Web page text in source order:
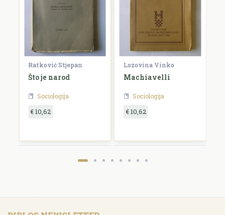
Ratković Stjepan
Što je narod
Sociologija
€ 10,62
Lozovina Vinko
Machiavelli
Sociologija
€ 10,62